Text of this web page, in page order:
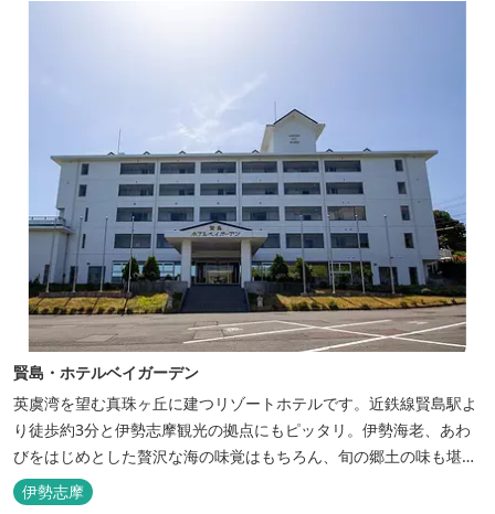
賢島・ホテルベイガーデン
英虞湾を望む真珠ヶ丘に建つリゾートホテルです。近鉄線賢島駅よ
り徒歩約3分と伊勢志摩観光の拠点にもピッタリ。伊勢海老、あわ
びをはじめとした贅沢な海の味覚はもちろん、旬の郷土の味も堪能
できます。
伊勢志摩